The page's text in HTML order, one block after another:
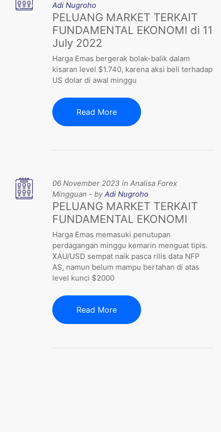
Adi Nugroho
PELUANG MARKET TERKAIT
FUNDAMENTAL EKONOMI di 11
July 2022
Harga Emas bergerak bolak-balik dalam
kisaran level $1.740, karena aksi beli terhadap
US dolar di awal minggu
Read More
06 November 2023 in Analisa Forex
Mingguan - byAdi Nugroho
PELUANG MARKET TERKAIT
FUNDAMENTAL EKONOMI
Harga Emas memasuki penutupan
perdagangan minggu kemarin menguat tipis.
XAU/USD sempat naik pasca rilis data NFP
AS, namun belum mampu bertahan di atas
level kunci $2000
Read More